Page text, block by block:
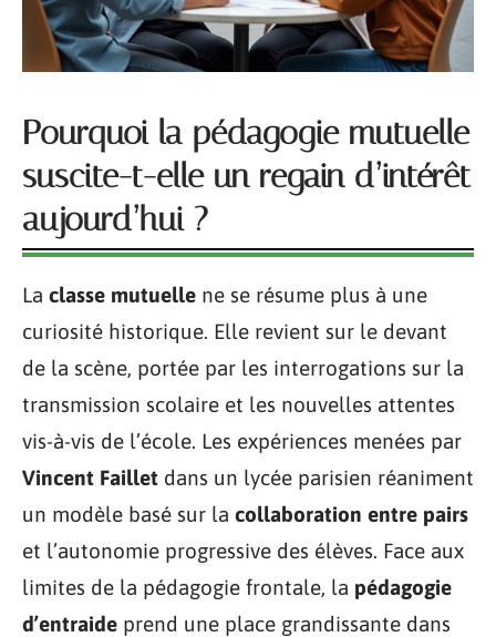
Pourquoi la pédagogie mutuelle
suscite-t-elle un regain d’intérêt
aujourd’hui ?
La classe mutuelle ne se résume plus à une
curiosité historique. Elle revient sur le devant
de la scène, portée par les interrogations sur la
transmission scolaire et les nouvelles attentes
vis-à-vis de l’école. Les expériences menées par
Vincent Faillet dans un lycée parisien réaniment
un modèle basé sur la collaboration entre pairs
et l’autonomie progressive des élèves. Face aux
limites de la pédagogie frontale, la pédagogie
d’entraide prend une place grandissante dans